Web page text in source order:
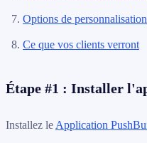
Options de personnalisation
Ce que vos clients verront
Étape #1 : Installer
Installez le Application